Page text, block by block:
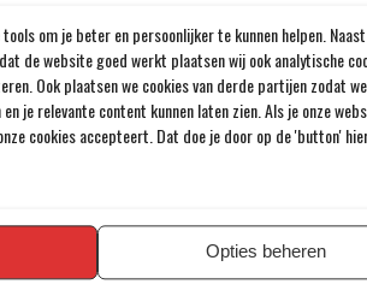
om je beter en persoonlijker te kunnen helpen. Naast
de website goed werkt plaatsen wij ook analytische
Ook plaatsen we cookies van derde partijen zodat
je relevante content kunnen laten zien. Als je onze
cookies accepteert. Dat doe je door op de 'button'
Opties beheren
het resolute antwoord van de
“Earnest heeft dan wel even
we niet over na te denken. We
Er is geen financiële
te kopen.”